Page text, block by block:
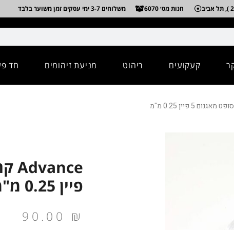
חנות מס׳ 6070 משלוחים 3-7 ימי עסקים זמן משוער בלבד
קעקועים ריהוט מניעת זיהומים חד
פיין 0.25 מ"מ
90.00 ₪